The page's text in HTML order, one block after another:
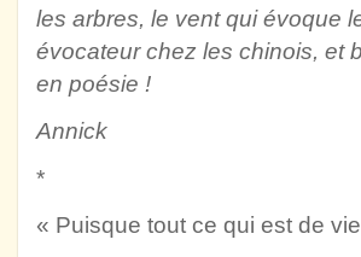
les arbres, le vent qui évoque
évocateur chez les chinois, et
en poésie !
Annick
*
« Puisque tout ce qui est de